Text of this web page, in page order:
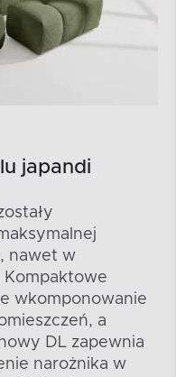
japandi
nawet w
Kompaktowe
wkomponowanie
a
DL zapewnia
narożnika w